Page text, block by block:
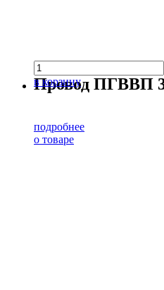
в корзину
Провод ПГВВП
подробнее
о товаре